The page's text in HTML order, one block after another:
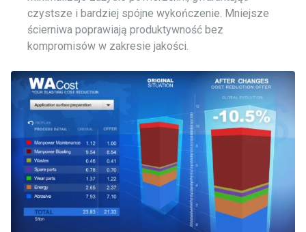
czystsze i bardziej spójne wykończenie. Mniejsze
ścierniwa poprawiają produktywność bez
kompromisów w zakresie jakości.